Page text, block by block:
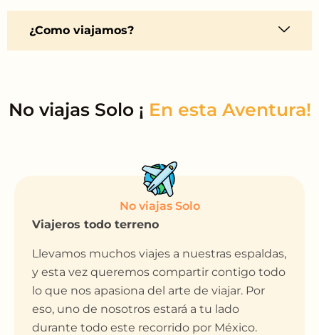
¿Como viajamos?
No viajas Solo ¡
No viajas Solo
Viajeros todo terreno
Llevamos muchos viajes a nuestras espaldas,
y esta vez queremos compartir contigo todo
lo que nos apasiona del arte de viajar. Por
eso, uno de nosotros estará a tu lado
durante todo este recorrido por México.